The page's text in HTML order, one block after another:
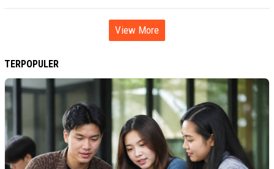
View More
TERPOPULER